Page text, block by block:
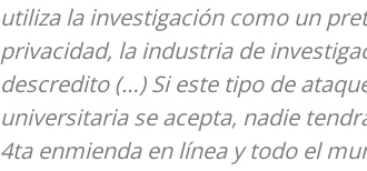
utiliza la investigación como un
privacidad, la industria de
descredito (…) Si este tipo de
universitaria se acepta, nadie
4ta enmienda en línea y todo el